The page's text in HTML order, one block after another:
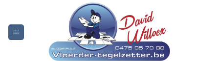
content